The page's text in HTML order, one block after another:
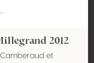
2012
Camberaud et